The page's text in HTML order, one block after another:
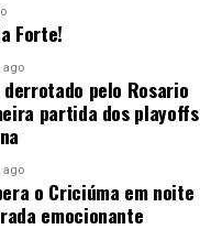
Forte!
ago
pelo Rosario
partida dos playoffs
ago
o Criciúma em noite
emocionante